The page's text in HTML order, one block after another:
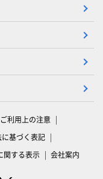
ご利用上の注意
基づく表記
関する表示 会社案内